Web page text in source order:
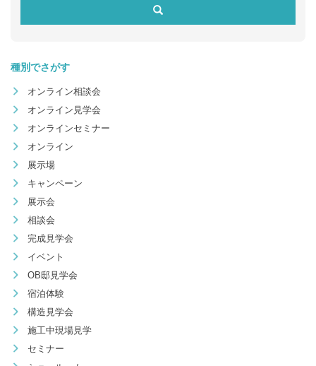
種別でさがす
オンライン相談会
オンライン見学会
オンラインセミナー
オンライン
展示場
キャンペーン
展示会
相談会
完成見学会
イベント
OB邸見学会
宿泊体験
構造見学会
施工中現場見学
セミナー